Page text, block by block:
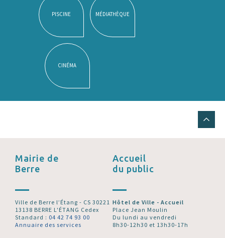
PISCINE MÉDIATHÈQUE
CINÉMA
Mairie de
Berre
Ville de Berre l’Étang - CS 30221
13138 BERRE L'ÉTANG Cedex
Standard : 04 42 74 93 00
Annuaire des services
Accueil
du public
Hôtel de Ville - Accueil
Place Jean Moulin
Du lundi au vendredi
8h30-12h30 et 13h30-17h